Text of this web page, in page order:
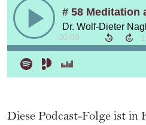
Diese Podcast-Folge ist in